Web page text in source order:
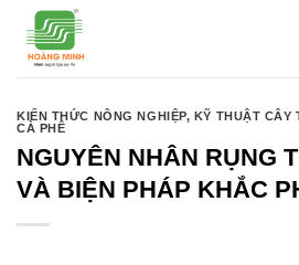
qua
KIẾN THỨC NÔNG NGHIỆP, KỸ THUẬT CÂY
CÀ PHÊ
NGUYÊN NHÂN RỤNG
VÀ BIỆN PHÁP KHẮC